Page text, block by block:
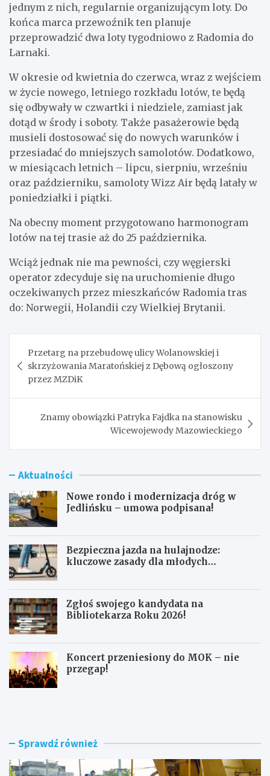
jednym z nich, regularnie organizującym loty. Do
końca marca przewoźnik ten planuje
przeprowadzić dwa loty tygodniowo z Radomia do
Larnaki.
W okresie od kwietnia do czerwca, wraz z wejściem
w życie nowego, letniego rozkładu lotów, te będą
się odbywały w czwartki i niedziele, zamiast jak
dotąd w środy i soboty. Także pasażerowie będą
musieli dostosować się do nowych warunków i
przesiadać do mniejszych samolotów. Dodatkowo,
w miesiącach letnich – lipcu, sierpniu, wrześniu
oraz październiku, samoloty Wizz Air będą latały w
poniedziałki i piątki.
Na obecny moment przygotowano harmonogram
lotów na tej trasie aż do 25 października.
Wciąż jednak nie ma pewności, czy węgierski
operator zdecyduje się na uruchomienie długo
oczekiwanych przez mieszkańców Radomia tras
do: Norwegii, Holandii czy Wielkiej Brytanii.
wpisu
Przetarg na przebudowę ulicy Wolanowskiej i
skrzyżowania Maratońskiej z Dębową ogłoszony
przez MZDiK
Znamy obowiązki Patryka Fajdka na stanowisku
Wicewojewody Mazowieckiego
Aktualności
Nowe rondo i modernizacja dróg w
Jedlińsku – umowa podpisana!
Bezpieczna jazda na hulajnodze:
kluczowe zasady dla młodych
Zgłoś swojego kandydata na
Bibliotekarza Roku 2026!
Koncert przeniesiony do MOK – nie
przegap!
N
o
d
B
e
z
Sprawdź również